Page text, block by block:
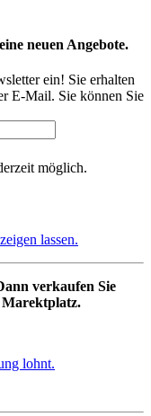
neuen Angebote.
ein! Sie erhalten
E-Mail. Sie können Sie
möglich.
lassen.
verkaufen Sie
Marektplatz.
lohnt.